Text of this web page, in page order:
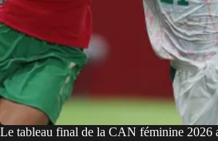
Le tableau final de la CAN féminine 2026